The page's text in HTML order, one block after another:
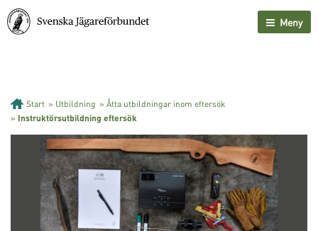
Meny
Start » Utbildning » Åtta utbildningar inom eftersök
» Instruktörsutbildning eftersök